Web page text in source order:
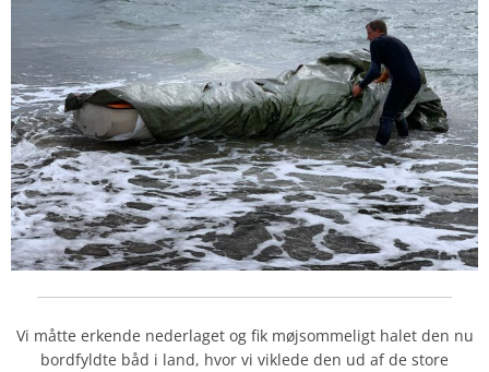
Vi måtte erkende nederlaget og fik møjsommeligt halet den nu
bordfyldte båd i land, hvor vi viklede den ud af de store